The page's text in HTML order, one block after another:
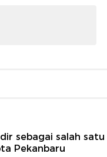
sebagai salah satu
Pekanbaru